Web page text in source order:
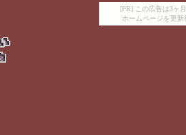
[PR] この広告は3ヶ
ホームページを更